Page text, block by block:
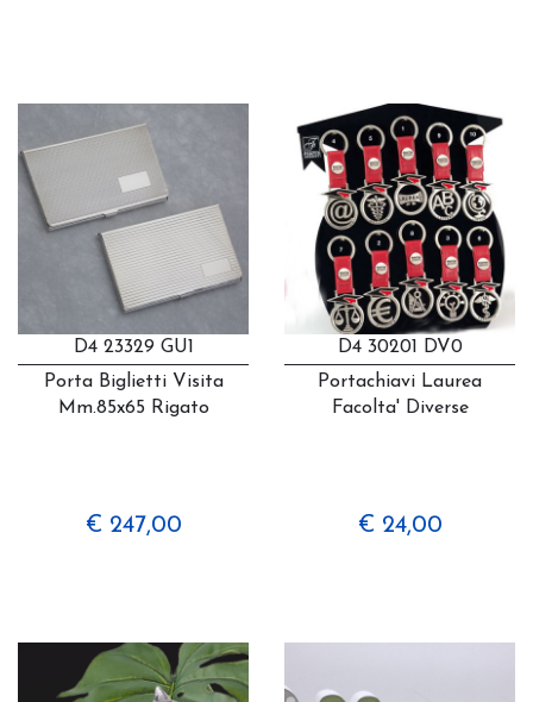
D4 23329 GU1
Porta Biglietti Visita
Mm.85x65 Rigato
€ 247,00
D4 30201 DV0
Portachiavi Laurea
Facolta' Diverse
€ 24,00